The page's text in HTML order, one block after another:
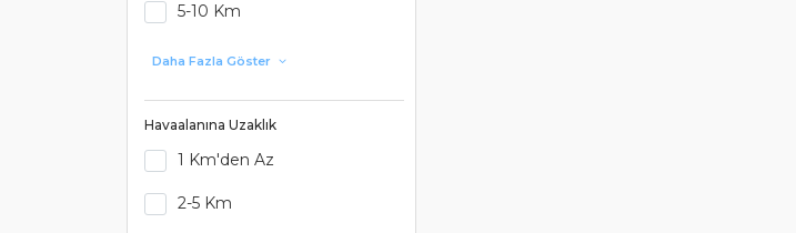
5-10 Km
Daha Fazla Göster
Havaalanına Uzaklık
1 Km'den Az
2-5 Km